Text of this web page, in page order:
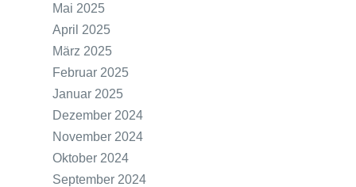
Mai 2025
April 2025
März 2025
Februar 2025
Januar 2025
Dezember 2024
November 2024
Oktober 2024
September 2024